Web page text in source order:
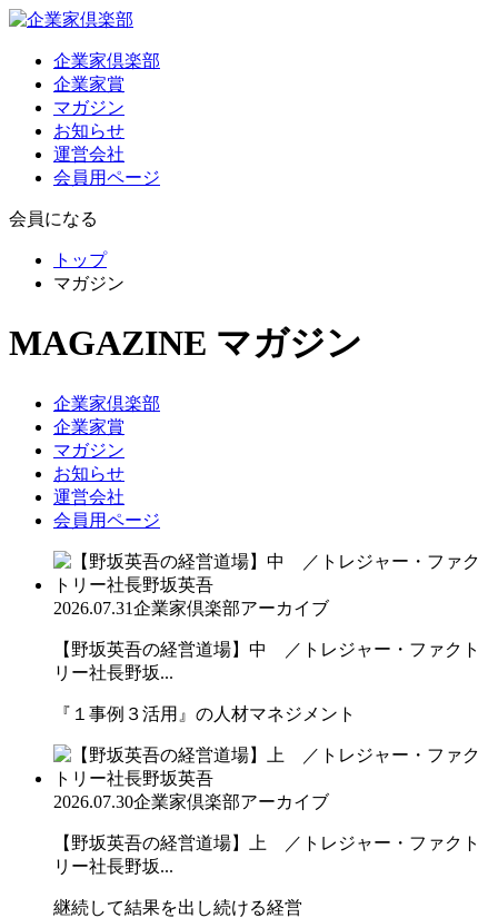
企業家倶楽部
企業家賞
マガジン
お知らせ
運営会社
会員用ページ
会員になる
トップ
マガジン
MAGAZINE マガジン
企業家倶楽部
企業家賞
マガジン
お知らせ
運営会社
会員用ページ
2026.07.31企業家倶楽部アーカイブ
【野坂英吾の経営道場】中 ／トレジャー・ファクト
リー社長野坂...
『１事例３活用』の人材マネジメント
2026.07.30企業家倶楽部アーカイブ
【野坂英吾の経営道場】上 ／トレジャー・ファクト
リー社長野坂...
継続して結果を出し続ける経営